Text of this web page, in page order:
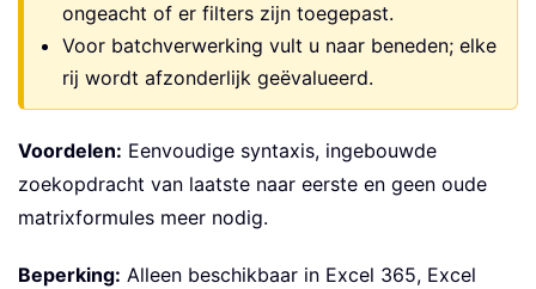
ongeacht of er filters zijn toegepast.
Voor batchverwerking vult u naar beneden; elke
rij wordt afzonderlijk geëvalueerd.
Voordelen: Eenvoudige syntaxis, ingebouwde
zoekopdracht van laatste naar eerste en geen oude
matrixformules meer nodig.
Beperking: Alleen beschikbaar in Excel 365, Excel